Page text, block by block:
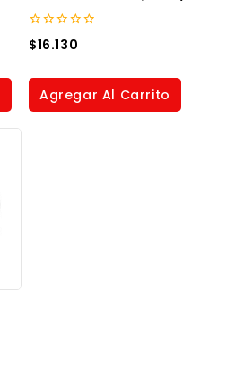
0
out
5
$16.130
Agregar Al Carrito